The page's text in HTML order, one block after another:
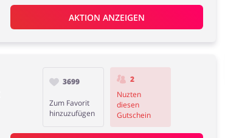
AKTION ANZEIGEN
3699
Zum Favorit
hinzuzufügen
2
Nuzten
diesen
Gutschein